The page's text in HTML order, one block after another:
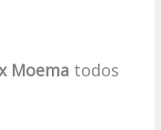
Moema todos